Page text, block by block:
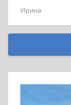
Ирина